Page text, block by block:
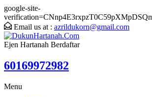
google-site-
Email us at : azrildukorn@gmail.com
Ejen Hartanah Berdaftar
60169972982
Menu